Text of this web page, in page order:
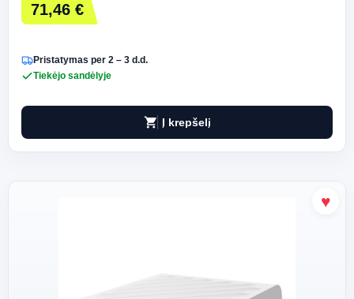
71,46 €
Pristatymas per 2 – 3 d.d.
Tiekėjo sandėlyje
shopping_cart Į krepšelį